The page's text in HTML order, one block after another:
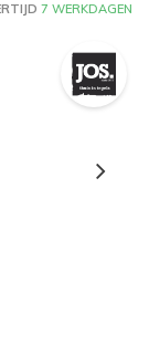
7 WERKDAGEN